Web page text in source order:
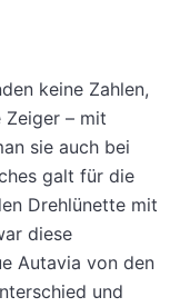
keine Zahlen,
Zeiger – mit
sie auch bei
galt für die
Drehlünette mit
diese
Autavia von den
und